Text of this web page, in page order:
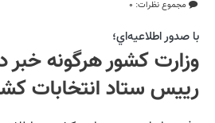
مجموع نظرات: ۰
با صدور اطلاعيه‌اي؛
وزارت کشور هرگونه خبر
رییس ستاد انتخابات